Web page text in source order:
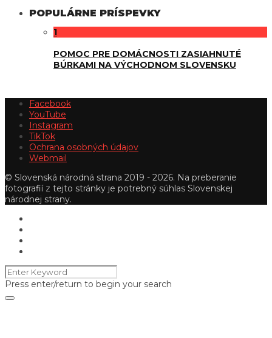
POPULÁRNE PRÍSPEVKY
1
POMOC PRE DOMÁCNOSTI ZASIAHNUTÉ
BÚRKAMI NA VÝCHODNOM SLOVENSKU
Facebook
YouTube
Instagram
TikTok
Ochrana osobných údajov
Webmail
© Slovenská národná strana 2019 - 2026. Na preberanie
fotografií z tejto stránky je potrebný súhlas Slovenskej
národnej strany.
Press enter/return to begin your search